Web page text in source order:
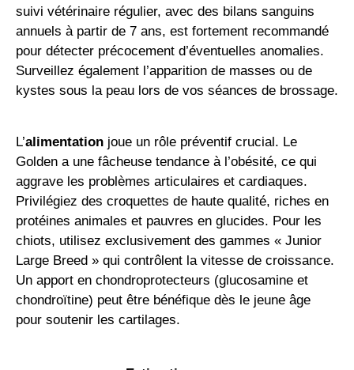
suivi vétérinaire régulier, avec des bilans sanguins
annuels à partir de 7 ans, est fortement recommandé
pour détecter précocement d’éventuelles anomalies.
Surveillez également l’apparition de masses ou de
kystes sous la peau lors de vos séances de brossage.
L’alimentation joue un rôle préventif crucial. Le
Golden a une fâcheuse tendance à l’obésité, ce qui
aggrave les problèmes articulaires et cardiaques.
Privilégiez des croquettes de haute qualité, riches en
protéines animales et pauvres en glucides. Pour les
chiots, utilisez exclusivement des gammes « Junior
Large Breed » qui contrôlent la vitesse de croissance.
Un apport en chondroprotecteurs (glucosamine et
chondroïtine) peut être bénéfique dès le jeune âge
pour soutenir les cartilages.